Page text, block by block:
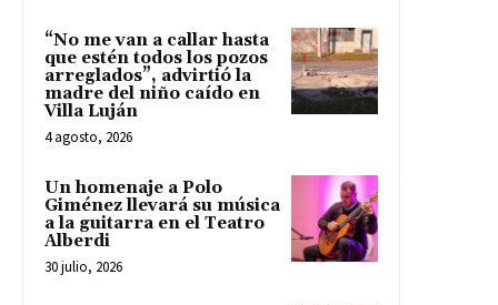
“No me van a callar hasta
que estén todos los pozos
arreglados”, advirtió la
madre del niño caído en
Villa Luján
4 agosto, 2026
Un homenaje a Polo
Giménez llevará su música
a la guitarra en el Teatro
Alberdi
30 julio, 2026